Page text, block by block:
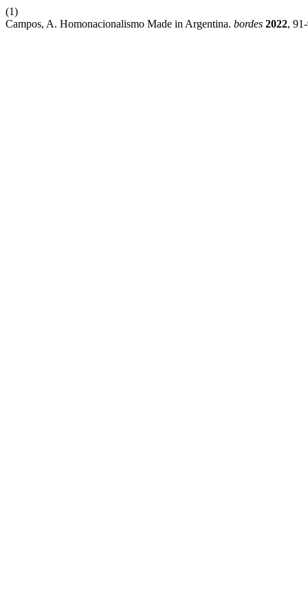
(1)
Campos, A. Homonacionalismo Made in Argentina. bordes 2022,